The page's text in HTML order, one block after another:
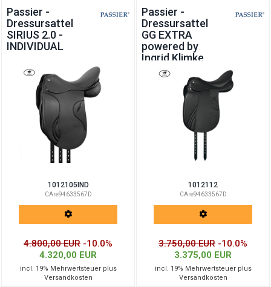
Passier -
Dressursattel
SIRIUS 2.0 -
INDIVIDUAL
1012105IND
CAre94633567D
4.800,00 EUR -10.0%
4.320,00 EUR
incl. 19% Mehrwertsteuer plus
Versandkosten
Passier -
Dressursattel
GG EXTRA
powered by
Ingrid Klimke
1012112
CAre94633567D
3.750,00 EUR -10.0%
3.375,00 EUR
incl. 19% Mehrwertsteuer plus
Versandkosten